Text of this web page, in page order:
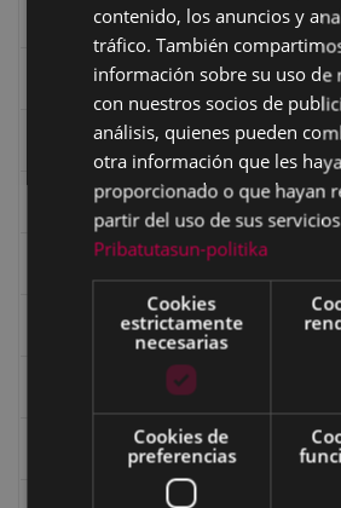
Ciclismo "A rueda"
Dibujos de Julen Zabaleta
Eibar desde el aire
Eibartarren ahotan
Fondo Bolumburu
Fondo Carlos Narbaiza
contenido, los anuncios y
tráfico. También
información sobre su uso de
con nuestros socios de
análisis, quienes pueden
otra información que les haya
proporcionado o que hayan
partir del uso de sus
Pribatutasun-politika
Cookies
estrictamente
necesarias
Cookies de
preferencias